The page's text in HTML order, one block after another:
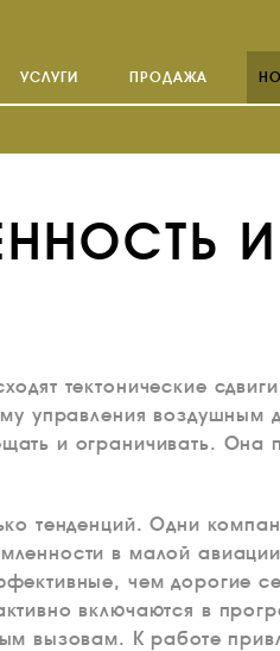
УСЛУГИ ПРОДАЖА
тектонические
управления воздушным
и ограничивать. Она
тенденций. Одни
в малой
чем дорогие
включаются в
вызовам. К работе